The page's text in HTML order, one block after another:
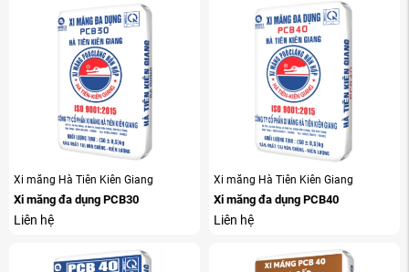
Xi măng Hà Tiên Kiên Giang
Xi măng đa dụng PCB30
Liên hệ
Xi măng Hà Tiên Kiên Giang
Xi măng đa dụng PCB40
Liên hệ